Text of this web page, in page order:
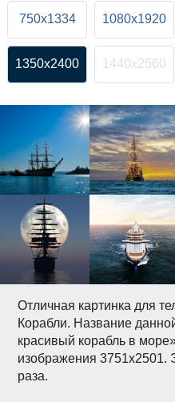
Отличная картинка для
Корабли. Название
красивый корабль в
изображения 3751x2501.
раза.
750x1334 1080x1920
1350x2400 1440x2560